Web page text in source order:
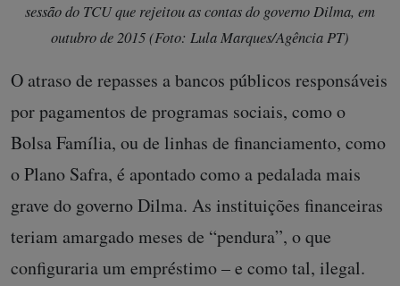
sessão do TCU que rejeitou as contas do governo Dilma, em
outubro de 2015 (Foto: Lula Marques/Agência PT)
O atraso de repasses a bancos públicos responsáveis
por pagamentos de programas sociais, como o
Bolsa Família, ou de linhas de financiamento, como
o Plano Safra, é apontado como a pedalada mais
grave do governo Dilma. As instituições financeiras
teriam amargado meses de “pendura”, o que
configuraria um empréstimo – e como tal, ilegal.